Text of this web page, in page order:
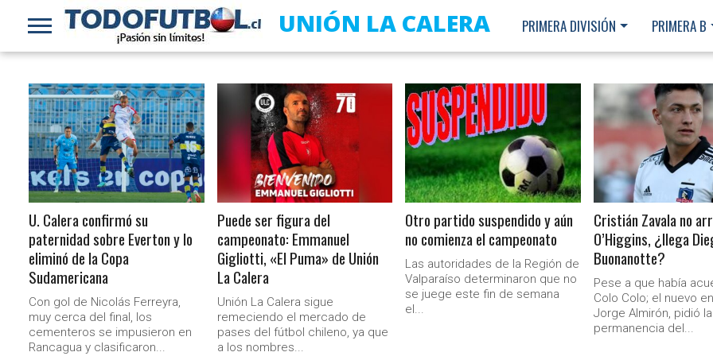
UNIÓN LA CALERA PRIMERA DIVISIÓN PRIMERA B
LEER MÁS
U. Calera confirmó su
paternidad sobre Everton y lo
eliminó de la Copa
Sudamericana
Con gol de Nicolás Ferreyra,
muy cerca del final, los
cementeros se impusieron en
Rancagua y clasificaron...
LEER MÁS
Puede ser figura del
campeonato: Emmanuel
Gigliotti, «El Puma» de Unión
La Calera
Unión La Calera sigue
remeciendo el mercado de
pases del fútbol chileno, ya que
a los nombres...
LEER MÁS
Otro partido suspendido y aún
no comienza el campeonato
Las autoridades de la Región de
Valparaíso determinaron que no
se juege este fin de semana
el...
LEER MÁS
Cristián Zavala no
O’Higgins, ¿llega
Buonanotte?
Pese a que había
Colo Colo; el nuevo
Jorge Almirón, pidió la
permanencia del...